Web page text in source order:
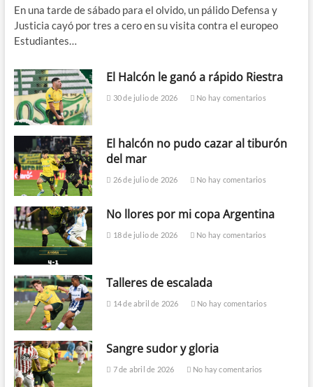
En una tarde de sábado para el olvido, un pálido Defensa y
Justicia cayó por tres a cero en su visita contra el europeo
Estudiantes…
El Halcón le ganó a rápido Riestra
30 de julio de 2026 No hay comentarios
El halcón no pudo cazar al tiburón
del mar
26 de julio de 2026 No hay comentarios
No llores por mi copa Argentina
18 de julio de 2026 No hay comentarios
Talleres de escalada
14 de abril de 2026 No hay comentarios
Sangre sudor y gloria
7 de abril de 2026 No hay comentarios